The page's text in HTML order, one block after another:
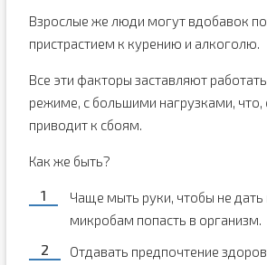
Взрослые же люди могут вдобавок
пристрастием к курению и алкоголю.
Все эти факторы заставляют
режиме, с большими нагрузками, что,
приводит к сбоям.
Как же быть?
Чаще мыть руки, чтобы не
микробам попасть в организм.
Отдавать предпочтение